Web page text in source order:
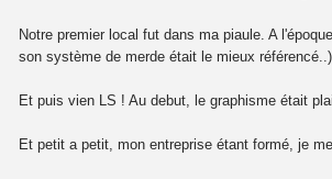
Notre premier local fut dans ma piaule. A
son système de merde était le mieux référencé..)
Et puis vien LS ! Au debut, le graphisme était
Et petit a petit, mon entreprise étant formé, je